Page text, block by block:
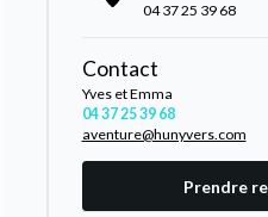
04 37 25 39 68
Contact
Yves et Emma
04 37 25 39 68
aventure@hunyvers.com
Prendre